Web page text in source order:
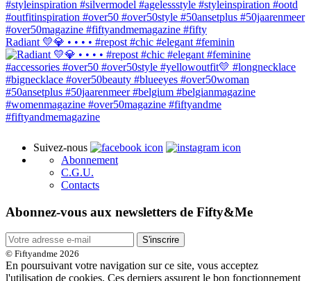
Radiant 💛💎 • • • • #repost #chic #elegant #feminin
Suivez-nous
Abonnement
C.G.U.
Contacts
Abonnez-vous aux newsletters de Fifty&Me
S'inscrire
© Fiftyandme 2026
En poursuivant votre navigation sur ce site, vous acceptez
l'utilisation de cookies. Ces derniers assurent le bon fonctionnement